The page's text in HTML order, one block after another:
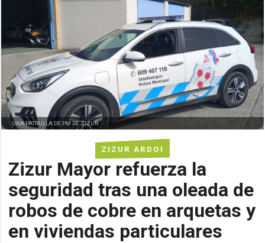
ZIZUR ARDOI
Zizur Mayor refuerza la
seguridad tras una oleada de
robos de cobre en arquetas y
en viviendas particulares
UNA PATRULLA DE PM DE ZIZUR